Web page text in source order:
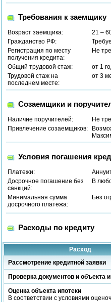
Требования к заемщику
Возраст заемщика:
21 –
Гражданство РФ:
Регистрация по месту
получения кредита:
Не
Общий трудовой стаж:
от 1
Трудовой стаж на
последнем месте:
от 3
Созаемщики и
Наличие поручителей:
Не
Привлечение созаемщиков:
Условия погашения
Платежи:
Досрочное погашение без
санкций:
В
Минимальная сумма
досрочного платежа:
Без
Расходы по кредиту
Расход
Рассмотрение кредитной заявки
Проверка документов и объекта
Оценка объекта ипотеки
В соответствии с условиями